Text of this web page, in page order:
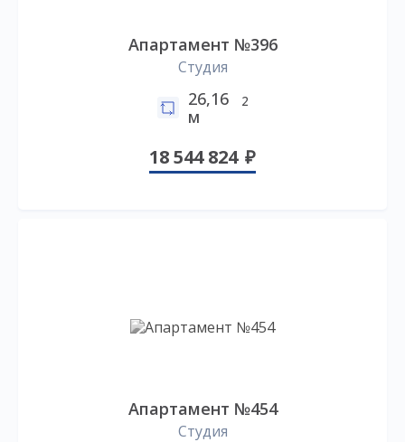
Апартамент №396
Студия
26,16
м
2
18 544 824
Апартамент №454
Студия